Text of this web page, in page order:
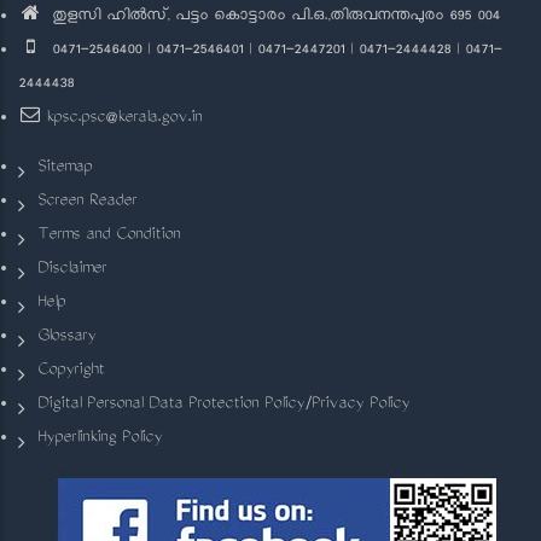
തുളസി ഹിൽസ്, പട്ടം കൊട്ടാരം പി.ഒ.,തിരുവനന്തപുരം 695 004
0471-2546400 | 0471-2546401 | 0471-2447201 | 0471-2444428 | 0471-
2444438
kpsc.psc@kerala.gov.in
Sitemap
Screen Reader
Terms and Condition
Disclaimer
Help
Glossary
Copyright
Digital Personal Data Protection Policy/Privacy Policy
Hyperlinking Policy